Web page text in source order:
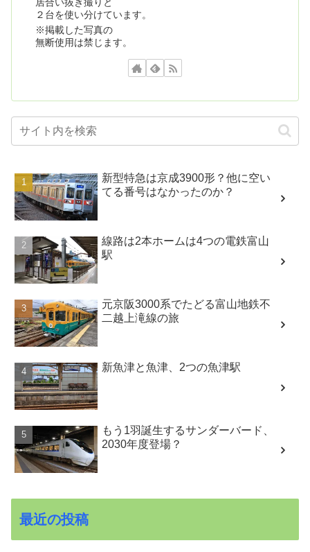
２台を使い分けています。
※掲載した写真の
無断使用は禁じます。
新型特急は京成3900形？他に空い
てる番号はなかったのか？
線路は2本ホームは4つの電鉄富山
駅
元京阪3000系でたどる富山地鉄不
二越上滝線の旅
新魚津と魚津、2つの魚津駅
もう1羽誕生するサンダーバード、
2030年度登場？
最近の投稿